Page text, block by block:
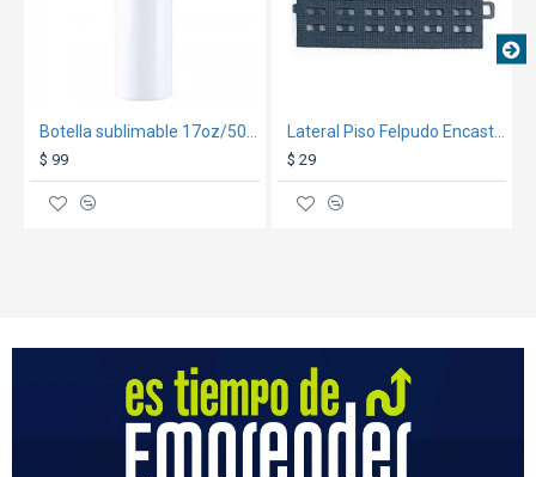
$ 99
Lateral Piso Felpudo Encastrable Negro
$ 29